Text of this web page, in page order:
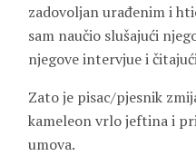
zadovoljan urađenim i
sam naučio slušajući
njegove intervjue i
Zato je pisac/pjesnik
kameleon vrlo jeftina i
umova.